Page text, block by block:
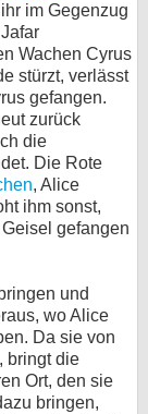
im Gegenzug
Wachen Cyrus
stürzt, verlässt
gefangen.
zurück
die
Die Rote
, Alice
ihm sonst,
gefangen
und
wo Alice
Da sie von
bringt die
Ort, den sie
bringen,